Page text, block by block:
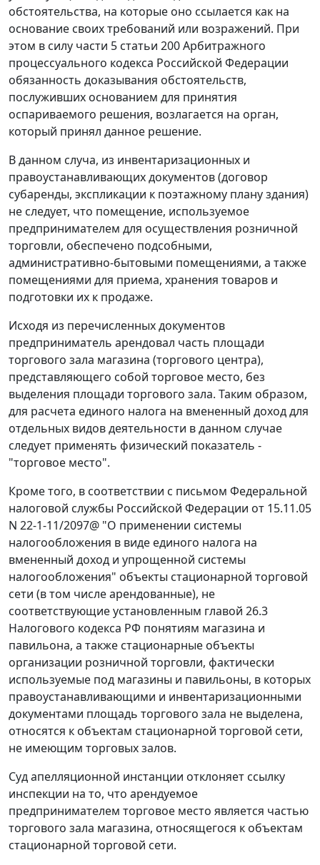
обстоятельства, на которые оно ссылается как на
основание своих требований или возражений. При
этом в силу части 5 статьи 200Арбитражного
процессуального кодекса Российской Федерации
обязанность доказывания обстоятельств,
послуживших основанием для принятия
оспариваемого решения, возлагается на орган,
который принял данное решение.
В данном случа, из инвентаризационных и
правоустанавливающих документов (договор
субаренды, экспликации к поэтажному плану здания)
не следует, что помещение, используемое
предпринимателем для осуществления розничной
торговли, обеспечено подсобными,
административно-бытовыми помещениями, а также
помещениями для приема, хранения товаров и
подготовки их к продаже.
Исходя из перечисленных документов
предприниматель арендовал часть площади
торгового зала магазина (торгового центра),
представляющего собой торговое место, без
выделения площади торгового зала. Таким образом,
для расчета единого налога на вмененный доход для
отдельных видов деятельности в данном случае
следует применять физический показатель -
"торговое место".
Кроме того, в соответствии с письмом Федеральной
налоговой службы Российской Федерации от 15.11.05
N 22-1-11/2097@ "О применении системы
налогообложения в виде единого налога на
вмененный доход и упрощенной системы
налогообложения" объекты стационарной торговой
сети (в том числе арендованные), не
соответствующие установленным главой 26.3
Налогового кодекса РФ понятиям магазина и
павильона, а также стационарные объекты
организации розничной торговли, фактически
используемые под магазины и павильоны, в которых
правоустанавливающими и инвентаризационными
документами площадь торгового зала не выделена,
относятся к объектам стационарной торговой сети,
не имеющим торговых залов.
Суд апелляционной инстанции отклоняет ссылку
инспекции на то, что арендуемое
предпринимателем торговое место является частью
торгового зала магазина, относящегося к объектам
стационарной торговой сети.